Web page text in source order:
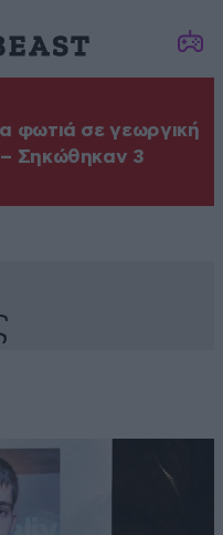
φωτιά σε γεωργική
Σηκώθηκαν 3